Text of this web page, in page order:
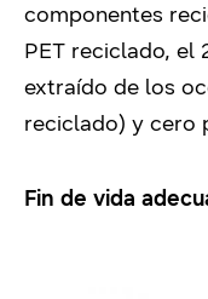
componentes
PET reciclado, el
extraído de los
reciclado) y cero
Fin de vida